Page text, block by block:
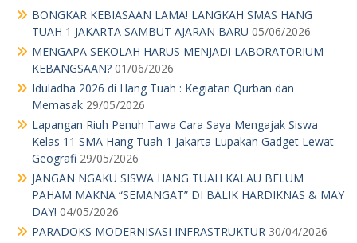
BONGKAR KEBIASAAN LAMA! LANGKAH SMAS HANG
TUAH 1 JAKARTA SAMBUT AJARAN BARU 05/06/2026
MENGAPA SEKOLAH HARUS MENJADI LABORATORIUM
KEBANGSAAN? 01/06/2026
Iduladha 2026 di Hang Tuah : Kegiatan Qurban dan
Memasak 29/05/2026
Lapangan Riuh Penuh Tawa Cara Saya Mengajak Siswa
Kelas 11 SMA Hang Tuah 1 Jakarta Lupakan Gadget Lewat
Geografi 29/05/2026
JANGAN NGAKU SISWA HANG TUAH KALAU BELUM
PAHAM MAKNA “SEMANGAT” DI BALIK HARDIKNAS & MAY
DAY! 04/05/2026
PARADOKS MODERNISASI INFRASTRUKTUR 30/04/2026